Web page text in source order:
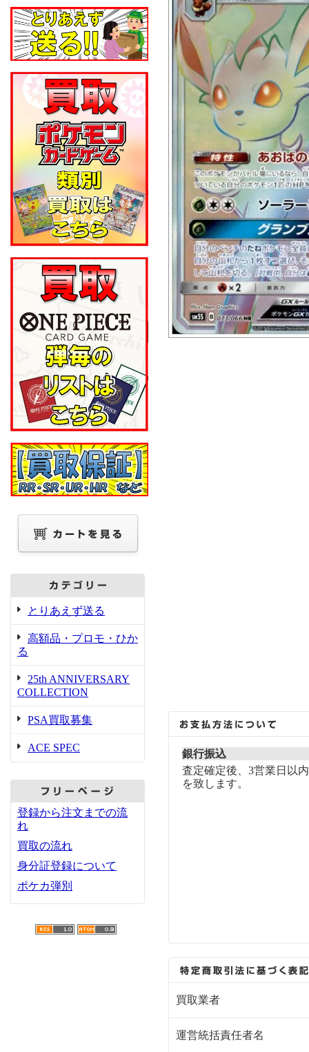
とりあえず送る
高額品・プロモ・ひか
る
25th ANNIVERSARY
COLLECTION
PSA買取募集
ACE SPEC
登録から注文までの流
れ
買取の流れ
身分証登録について
ポケカ弾別
銀行振込
査定確定後、3営業日以
を致します。
買取業者
運営統括責任者名